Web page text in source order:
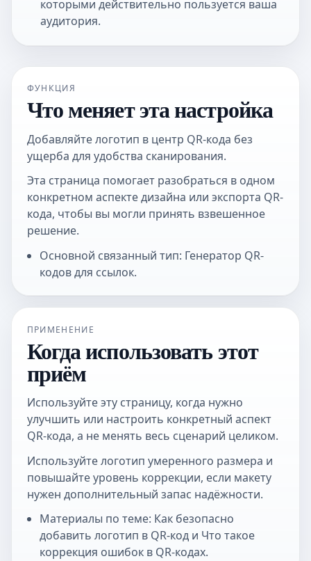
которыми действительно пользуется ваша
аудитория.
ФУНКЦИЯ
Что меняет эта настройка
Добавляйте логотип в центр QR-кода без
ущерба для удобства сканирования.
Эта страница помогает разобраться в одном
конкретном аспекте дизайна или экспорта QR-
кода, чтобы вы могли принять взвешенное
решение.
Основной связанный тип: Генератор QR-
кодов для ссылок.
ПРИМЕНЕНИЕ
Когда использовать этот
приём
Используйте эту страницу, когда нужно
улучшить или настроить конкретный аспект
QR-кода, а не менять весь сценарий целиком.
Используйте логотип умеренного размера и
повышайте уровень коррекции, если макету
нужен дополнительный запас надёжности.
Материалы по теме: Как безопасно
добавить логотип в QR-код и Что такое
коррекция ошибок в QR-кодах.